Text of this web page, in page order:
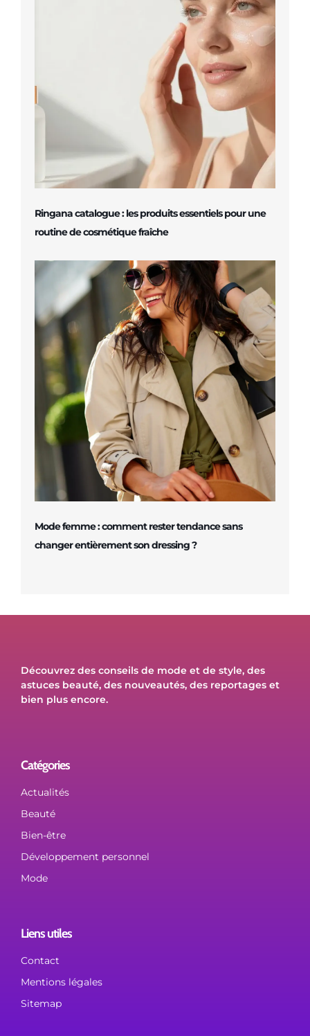
Ringana catalogue : les produits essentiels pour une
routine de cosmétique fraîche
Mode femme : comment rester tendance sans
changer entièrement son dressing ?
Découvrez des conseils de mode et de style, des
astuces beauté, des nouveautés, des reportages et
bien plus encore.
Catégories
Actualités
Beauté
Bien-être
Développement personnel
Mode
Liens utiles
Contact
Mentions légales
Sitemap